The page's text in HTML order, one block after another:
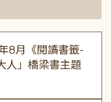
8月《閱讀書籤-
人」橋梁書主題